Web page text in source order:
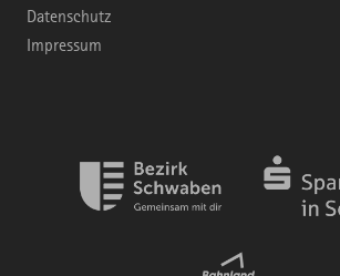
Datenschutz
Impressum